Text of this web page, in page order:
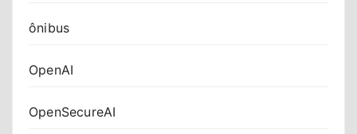
ônibus
OpenAI
OpenSecureAI